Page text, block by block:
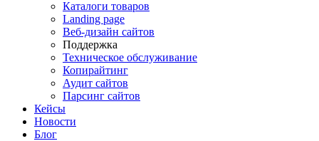
Каталоги товаров
Landing page
Веб-дизайн сайтов
Поддержка
Техническое обслуживание
Копирайтинг
Аудит сайтов
Парсинг сайтов
Кейсы
Новости
Блог